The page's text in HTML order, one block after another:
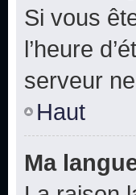
Si vous
l’heure
serveur
Haut
Ma